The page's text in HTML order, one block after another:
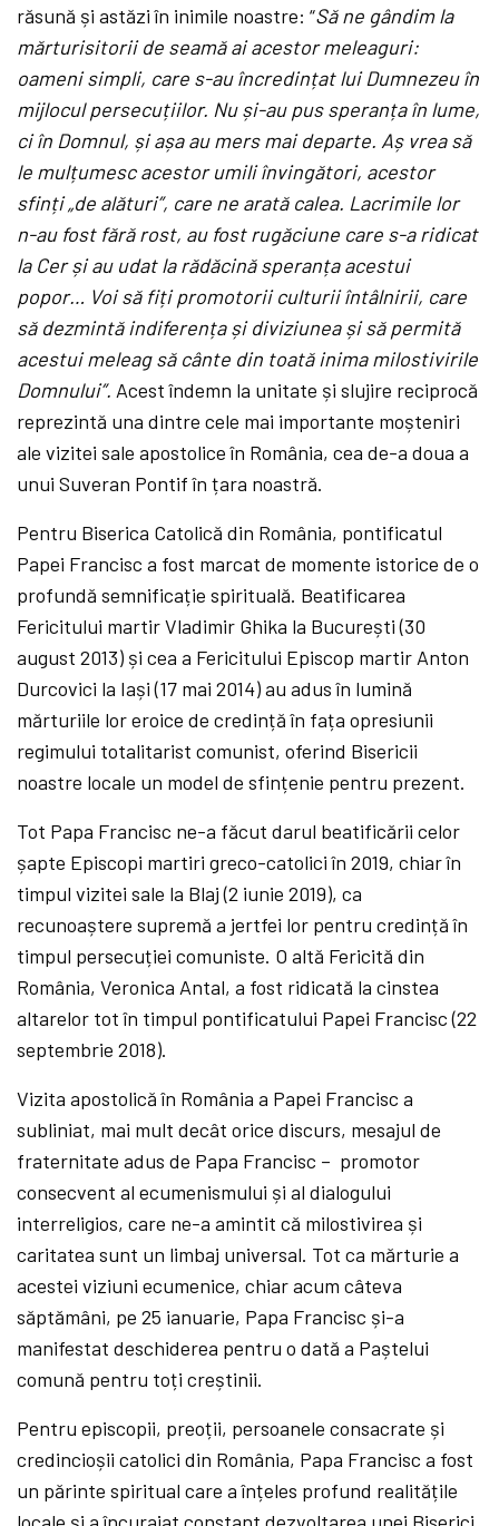
răsună și astăzi în inimile noastre: “Să ne gândim la
mărturisitorii de seamă ai acestor meleaguri:
oameni simpli, care s-au încredințat lui Dumnezeu în
mijlocul persecuțiilor. Nu și-au pus speranța în lume,
ci în Domnul, și așa au mers mai departe. Aș vrea să
le mulțumesc acestor umili învingători, acestor
sfinți „de alături”, care ne arată calea. Lacrimile lor
n-au fost fără rost, au fost rugăciune care s-a ridicat
la Cer și au udat la rădăcină speranța acestui
popor… Voi să fiți promotorii culturii întâlnirii, care
să dezmintă indiferența și diviziunea și să permită
acestui meleag să cânte din toată inima milostivirile
Domnului”. Acest îndemn la unitate și slujire reciprocă
reprezintă una dintre cele mai importante moșteniri
ale vizitei sale apostolice în România, cea de-a doua a
unui Suveran Pontif în țara noastră.
Pentru Biserica Catolică din România, pontificatul
Papei Francisc a fost marcat de momente istorice de o
profundă semnificație spirituală. Beatificarea
Fericitului martir Vladimir Ghika la București (30
august 2013) și cea a Fericitului Episcop martir Anton
Durcovici la Iași (17 mai 2014) au adus în lumină
mărturiile lor eroice de credință în fața opresiunii
regimului totalitarist comunist, oferind Bisericii
noastre locale un model de sfințenie pentru prezent.
Tot Papa Francisc ne-a făcut darul beatificării celor
șapte Episcopi martiri greco-catolici în 2019, chiar în
timpul vizitei sale la Blaj (2 iunie 2019), ca
recunoaștere supremă a jertfei lor pentru credință în
timpul persecuției comuniste. O altă Fericită din
România, Veronica Antal, a fost ridicată la cinstea
altarelor tot în timpul pontificatului Papei Francisc (22
septembrie 2018).
Vizita apostolică în România a Papei Francisc a
subliniat, mai mult decât orice discurs, mesajul de
fraternitate adus de Papa Francisc – promotor
consecvent al ecumenismului și al dialogului
interreligios, care ne-a amintit că milostivirea și
caritatea sunt un limbaj universal. Tot ca mărturie a
acestei viziuni ecumenice, chiar acum câteva
săptămâni, pe 25 ianuarie, Papa Francisc și-a
manifestat deschiderea pentru o dată a Paștelui
comună pentru toți creștinii.
Pentru episcopii, preoții, persoanele consacrate și
credincioșii catolici din România, Papa Francisc a fost
un părinte spiritual care a înțeles profund realitățile